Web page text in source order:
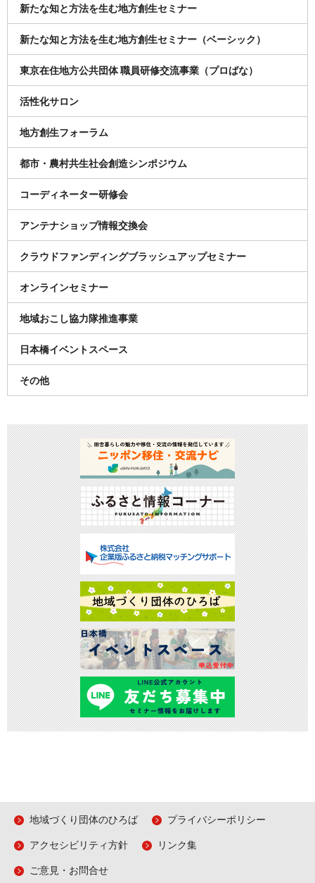
新たな知と方法を生む地方創生セミナー
新たな知と方法を生む地方創生セミナー（ベーシック）
東京在住地方公共団体 職員研修交流事業（プロばな）
活性化サロン
地方創生フォーラム
都市・農村共生社会創造シンポジウム
コーディネーター研修会
アンテナショップ情報交換会
クラウドファンディングブラッシュアップセミナー
オンラインセミナー
地域おこし協力隊推進事業
日本橋イベントスペース
その他
地域づくり団体のひろば プライバシーポリシー
アクセシビリティ方針 リンク集
ご意見・お問合せ